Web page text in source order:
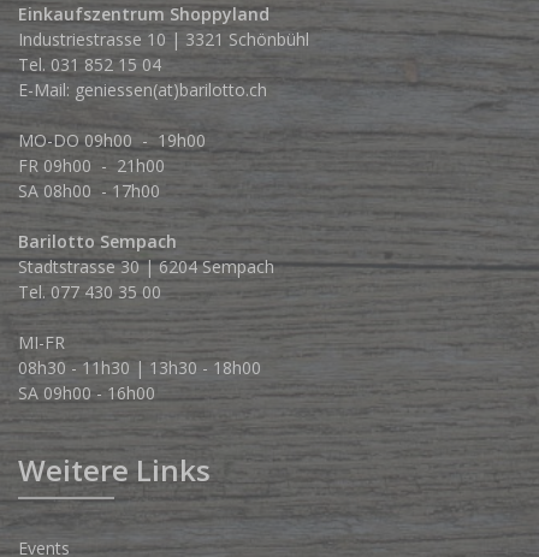
Einkaufszentrum Shoppyland
Industriestrasse 10 | 3321 Schönbühl
Tel. 031 852 15 04
E-Mail: geniessen(at)barilotto.ch
MO-DO 09h00 - 19h00
FR 09h00 - 21h00
SA 08h00 - 17h00
Barilotto Sempach
Stadtstrasse 30 | 6204 Sempach
Tel. 077 430 35 00
MI-FR
08h30 - 11h30 | 13h30 - 18h00
SA 09h00 - 16h00
Weitere Links
Events